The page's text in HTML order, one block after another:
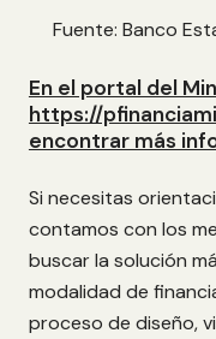
Fuente: Banco
En el portal del
https://
encontrar más
Si necesitas
contamos con los
buscar la solución
modalidad de
proceso de diseño,